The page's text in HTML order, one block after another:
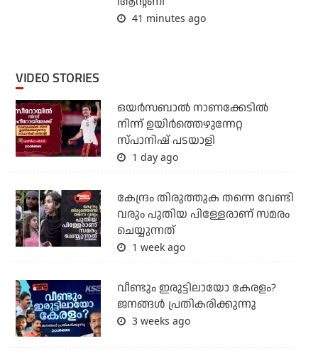
41 minutes ago
VIDEO STORIES
ഒയര്‍സബാൽ നാണക്കേടിൽ
നിന്ന് ഉയിർത്തെഴുന്നേറ്റ
സ്പാനിഷ് പടയാളി
1 day ago
കേന്ദ്രം തിരുത്തുക തന്നെ വേണ്ടി
വരും പുതിയ പിള്ളേരാണ് സമരം
ചെയ്യുന്നത്
1 week ago
വീണ്ടും ഇരുട്ടിലായോ കേരളം?
ജനങ്ങൾ പ്രതികരിക്കുന്നു
3 weeks ago